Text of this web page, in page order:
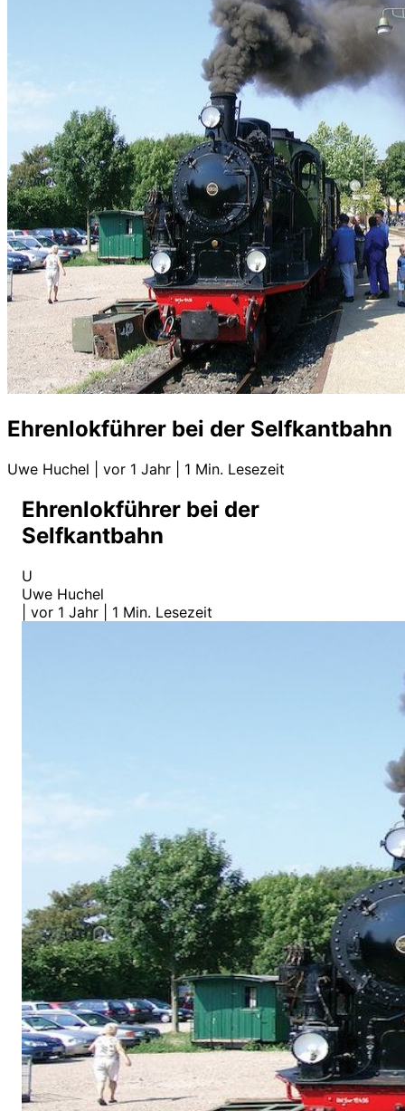
Ehrenlokführer bei der Selfkantbahn
Uwe Huchel vor 1 Jahr 1 Min. Lesezeit
Ehrenlokführer bei der
Selfkantbahn
U
Uwe Huchel
vor 1 Jahr 1 Min. Lesezeit